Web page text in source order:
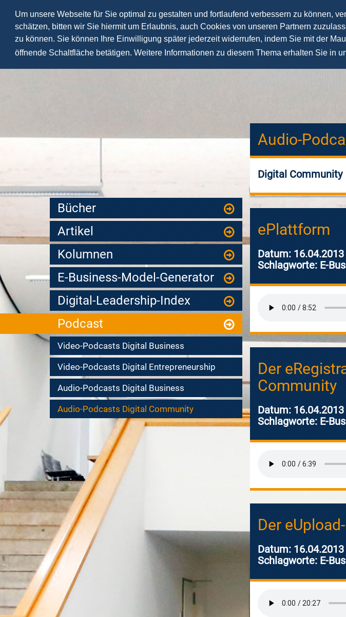
Um unsere Webseite für Sie optimal zu gestalten und fortlaufend verbessern zu können,
schätzen, bitten wir Sie hiermit um Erlaubnis, auch Cookies von unseren Partnern
zu können. Sie können Ihre Einwilligung später jederzeit widerrufen, indem Sie mit der
öffnende Schaltfläche betätigen. Weitere Informationen zu diesem Thema erhalten Sie in
News Vorträge
Bücher
Artikel
Kolumnen
E-Business-Model-Generator
Digital-Leadership-Index
Podcast
Video-Podcasts Digital Business
Video-Podcasts Digital Entrepreneurship
Audio-Podcasts Digital Business
Audio-Podcasts Digital Community
Audio-
Digital Community
ePlattform
Datum: 16.04.2013
Schlagworte: E-
Der
Community
Datum: 16.04.2013
Schlagworte: E-
Der
Datum: 16.04.2013
Schlagworte: E-